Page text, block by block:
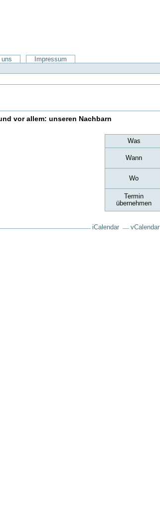
uns
Impressum
vor allem: unseren Nachbarn
Was
Wann
Wo
Termin
übernehmen
iCalendar vCalendar